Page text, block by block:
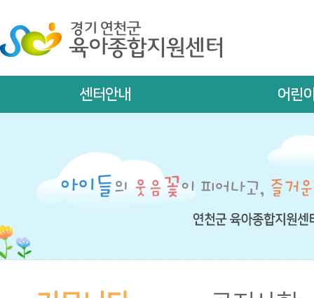
센터안내 어린